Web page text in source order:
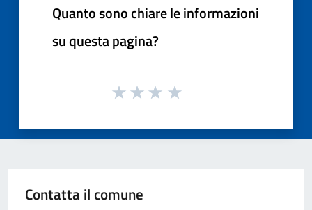
Quanto sono chiare le informazioni
su questa pagina?
Contatta il comune